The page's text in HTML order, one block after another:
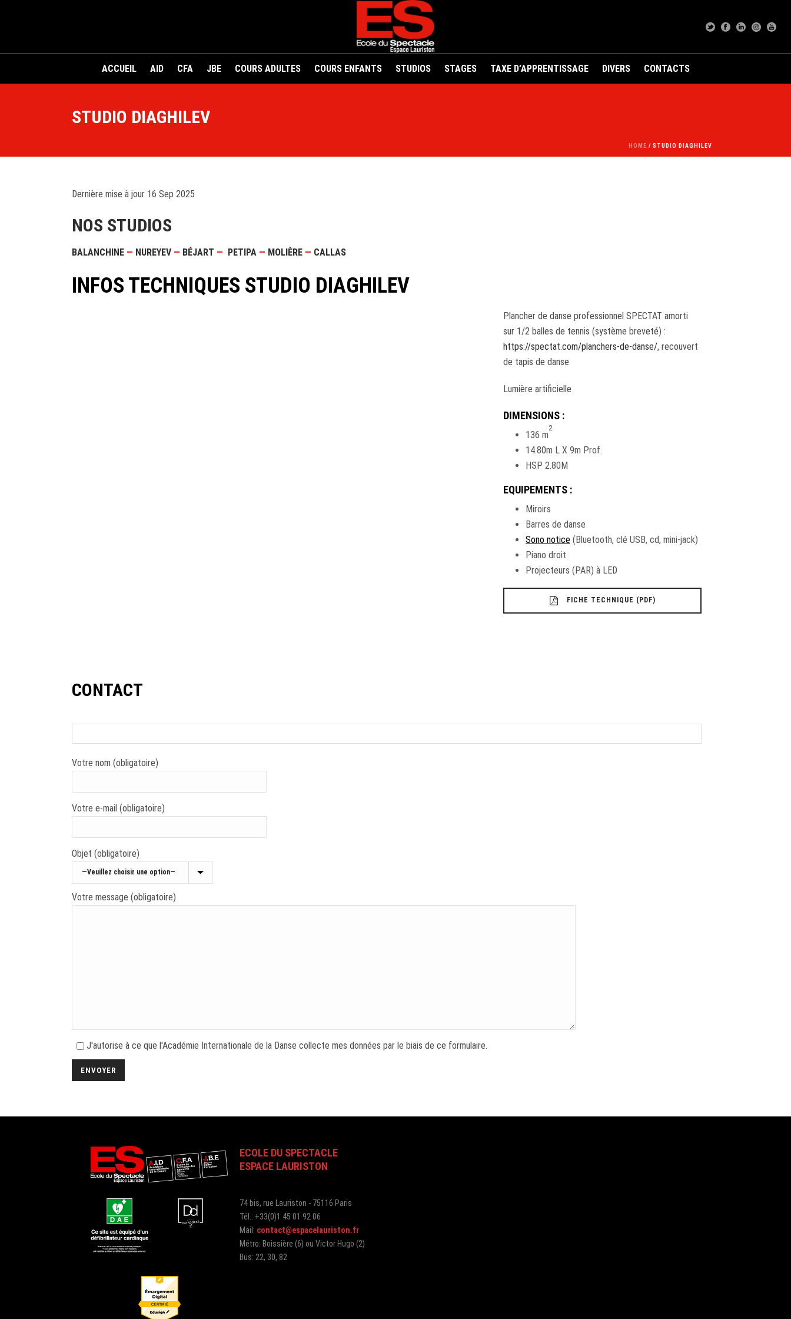
ACCUEIL AID CFA JBE COURS ADULTES COURS ENFANTS STUDIOS STAGES TAXE D’APPRENTISSAGE DIVERS CONTACTS
STUDIO DIAGHILEV
HOME / STUDIO DIAGHILEV
Dernière mise à jour 16 Sep 2025
NOS STUDIOS
BALANCHINE — NUREYEV — BÉJART — PETIPA — MOLIÈRE — CALLAS
INFOS TECHNIQUES STUDIO DIAGHILEV
Plancher de danse professionnel SPECTAT amorti
sur 1/2 balles de tennis (système breveté) :
https://spectat.com/planchers-de-danse/, recouvert
de tapis de danse
Lumière artificielle
DIMENSIONS :
136 m
2
14.80m L X 9m Prof.
HSP 2.80M
EQUIPEMENTS :
Miroirs
Barres de danse
Sono notice(Bluetooth, clé USB, cd, mini-jack)
Piano droit
Projecteurs (PAR) à LED
FICHE TECHNIQUE (PDF)
CONTACT
Votre nom (obligatoire)
Votre e-mail (obligatoire)
Objet (obligatoire)
Votre message (obligatoire)
J'autorise à ce que l'Académie Internationale de la Danse collecte mes données par le biais de ce formulaire.
ECOLE DU SPECTACLE
ESPACE LAURISTON
74 bis, rue Lauriston - 75116 Paris
Tél.: +33(0)1 45 01 92 06
Mail: contact@espacelauriston.fr
Métro: Boissière (6) ou Victor Hugo (2)
Bus: 22, 30, 82